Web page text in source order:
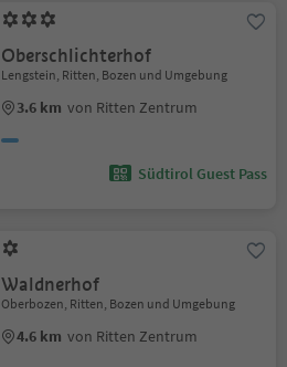
Oberschlichterhof
Lengstein, Ritten, Bozen und Umgebung
3.6 km von Ritten Zentrum
Südtirol Guest Pass
Waldnerhof
Oberbozen, Ritten, Bozen und Umgebung
4.6 km von Ritten Zentrum